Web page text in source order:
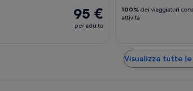
95 €
per adulto
100% dei viaggiatori
attività
Visualizza tutte